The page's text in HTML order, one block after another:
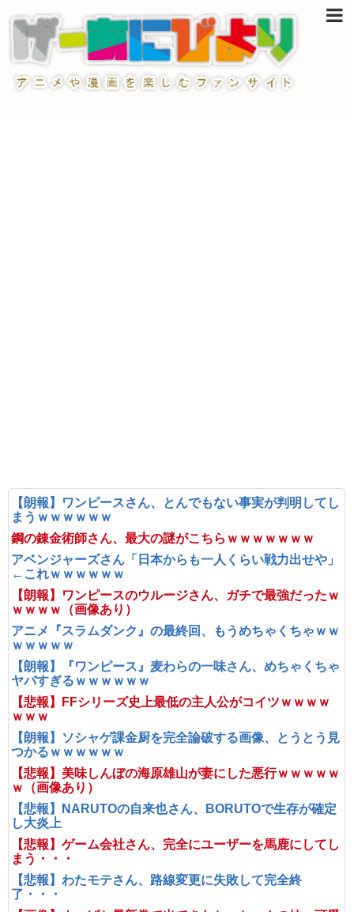
【朗報】ワンピースさん、とんでもない事実が判明してし
まうｗｗｗｗｗｗ
鋼の錬金術師さん、最大の謎がこちらｗｗｗｗｗｗｗ
アベンジャーズさん「日本からも一人くらい戦力出せや」
←これｗｗｗｗｗｗ
【朗報】ワンピースのウルージさん、ガチで最強だったｗ
ｗｗｗｗ（画像あり）
アニメ『スラムダンク』の最終回、もうめちゃくちゃｗｗ
ｗｗｗｗｗ
【朗報】『ワンピース』麦わらの一味さん、めちゃくちゃ
ヤバすぎるｗｗｗｗｗｗ
【悲報】FFシリーズ史上最低の主人公がコイツｗｗｗｗ
ｗｗｗ
【朗報】ソシャゲ課金厨を完全論破する画像、とうとう見
つかるｗｗｗｗｗｗ
【悲報】美味しんぼの海原雄山が妻にした悪行ｗｗｗｗｗ
ｗ（画像あり）
【悲報】NARUTOの自来也さん、BORUTOで生存が確定
し大炎上
【悲報】ゲーム会社さん、完全にユーザーを馬鹿にしてし
まう・・・
【悲報】わたモテさん、路線変更に失敗して完全終
了・・・